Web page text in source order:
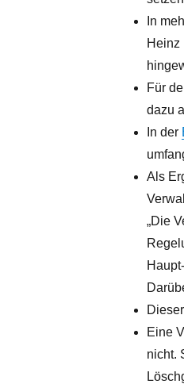
In
Heinz
Für
dazu
In der
Als
„Die
Dieser
Eine
nicht.